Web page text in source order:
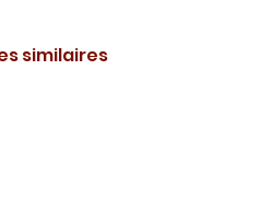
similaires